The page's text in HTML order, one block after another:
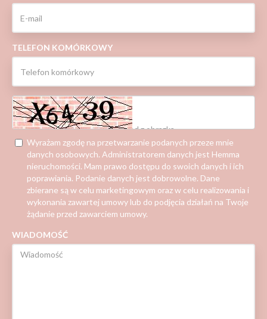
TELEFON KOMÓRKOWY
Wyrażam zgodę na przetwarzanie podanych przeze mnie
danych osobowych. Administratorem danych jest Hemma
nieruchomości. Mam prawo dostępu do swoich danych i ich
poprawiania. Podanie danych jest dobrowolne. Dane
zbierane są w celu marketingowym oraz w celu realizowania i
wykonania zawartej umowy lub do podjęcia działań na Twoje
żądanie przed zawarciem umowy.
WIADOMOŚĆ